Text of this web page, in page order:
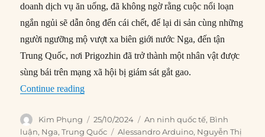
doanh dịch vụ ăn uống, đã không ngờ rằng cuộc nổi loạn
ngắn ngủi sẽ dẫn ông đến cái chết, để lại di sản cùng những
người ngưỡng mộ vượt xa biên giới nước Nga, đến tận
Trung Quốc, nơi Prigozhin đã trở thành một nhân vật được
sùng bái trên mạng xã hội bị giám sát gắt gao.
Continue reading“Bóng ma của Prigozhin vẫn sống ở Trung
Author
Kim Phụng
Posted
on
25/10/2024 Categories
An ninh quốc tế, Bình
luận, Nga,Trung Quốc Tags
Alessandro Arduino, Nguyễn Thị